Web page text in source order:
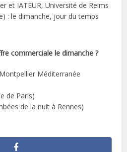
et IATEUR, Université de Reims
: le dimanche, jour du temps
commerciale le dimanche ?
Méditerranée
de Paris)
de la nuit à Rennes)